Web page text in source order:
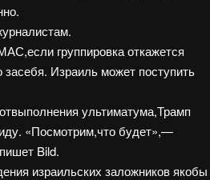
группировка откажется
Израиль может поступить
ультиматума,Трамп
«Посмотрим,что будет»,—
Bild.
израильских заложников якобы